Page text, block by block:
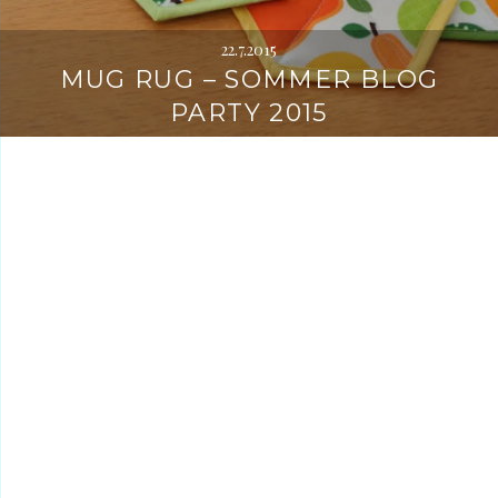
22.7.2015
MUG RUG – SOMMER BLOG
PARTY 2015